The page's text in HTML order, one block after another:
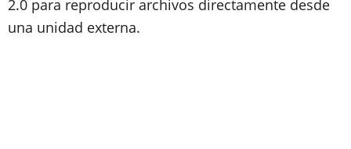
2.0 para reproducir archivos directamente desde
una unidad externa.